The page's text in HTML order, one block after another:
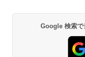
Google 検索で